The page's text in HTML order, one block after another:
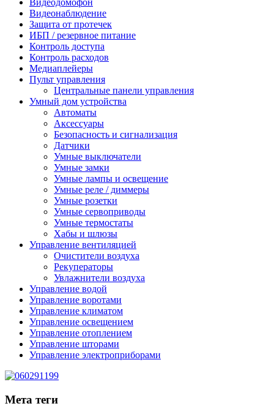
Видеодомофон
Видеонаблюдение
Защита от протечек
ИБП / резервное питание
Контроль доступа
Контроль расходов
Медиаплейеры
Пульт управления
Центральные панели управления
Умный дом устройства
Автоматы
Аксессуары
Безопасность и сигнализация
Датчики
Умные выключатели
Умные замки
Умные лампы и освещение
Умные реле / диммеры
Умные розетки
Умные сервоприводы
Умные термостаты
Хабы и шлюзы
Управление вентиляцией
Очистители воздуха
Рекуператоры
Увлажнители воздуха
Управление водой
Управление воротами
Управление климатом
Управление освещением
Управление отоплением
Управление шторами
Управление электроприборами
Мета теги